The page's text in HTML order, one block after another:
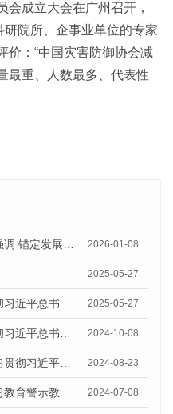
会成立大会在广州召开，
院所、企事业单位的专家
价：“中国灾害防御协会减
最重、人数最多、代表性
王昆在全国地震局长会议上强调 锚定发展目标 把握历史主动 以高水平地震安全服务保障中国式现代化 2026-01-08
2025-05-27
中国地震局党组传达学习贯彻习近平总书记重要讲话重要批示精神 2025-05-27
中国地震局党组传达学习贯彻习近平总书记重要讲话重要指示精神 2024-10-08
中国地震局党组专题传达学习贯彻习近平总书记重要指示精神 2024-08-23
中国地震局党组召开党纪学习教育警示教育会 2024-07-08